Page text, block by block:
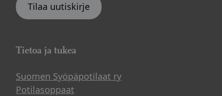
Tilaa uutiskirje
Tietoa ja tukea
Suomen Syöpäpotilaat ry
Potilasoppaat